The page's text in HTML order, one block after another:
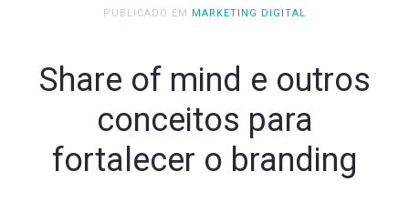
PUBLICADO EM MARKETING DIGITAL
Share of mind e outros
conceitos para
fortalecer o branding